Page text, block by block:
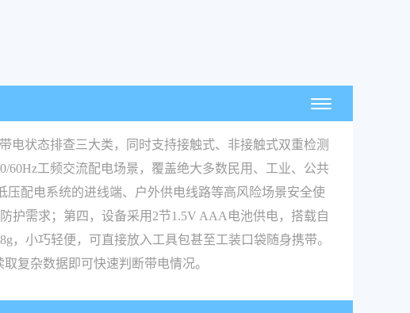
电状态排查三大类，同时支持接触式、非接触式双重检测
60Hz工频交流配电场景，覆盖绝大多数民用、工业、公共
配电系统的进线端、户外供电线路等高风险场景安全使
护需求；第四，设备采用2节1.5V AAA电池供电，搭载自
，小巧轻便，可直接放入工具包甚至工装口袋随身携带。
复杂数据即可快速判断带电情况。